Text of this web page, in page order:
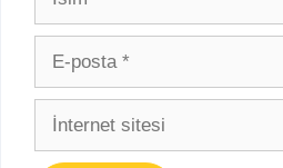
posta
İnternet
sitesi